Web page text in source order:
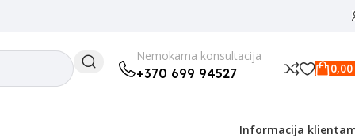
Nemokama konsultacija
+370 699 94527 0,00
Informacija